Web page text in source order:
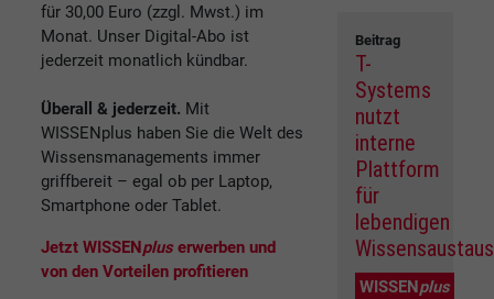
für 30,00 Euro (zzgl. Mwst.) im
Monat. Unser Digital-Abo ist
jederzeit monatlich kündbar.
Überall & jederzeit. Mit
WISSENplus haben Sie die Welt des
Wissensmanagements immer
griffbereit – egal ob per Laptop,
Smartphone oder Tablet.
Jetzt WISSENplus erwerben und
von den Vorteilen profitieren
Beitrag
T-
Systems
nutzt
interne
Plattform
für
lebendigen
WISSENplus